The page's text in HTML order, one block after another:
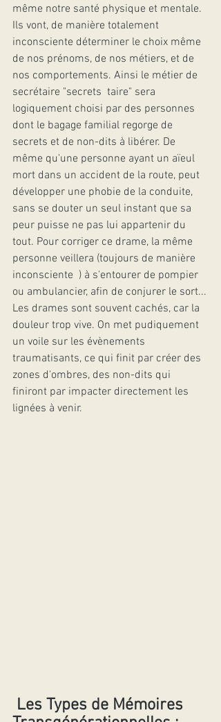
même notre santé physique et mentale.
Ils vont, de manière totalement
inconsciente déterminer le choix même
de nos prénoms, de nos métiers, et de
nos comportements. Ainsi le métier de
secrétaire "secrets  taire" sera
logiquement choisi par des personnes
dont le bagage familial regorge de
secrets et de non-dits à libérer. De
même qu'une personne ayant un aïeul
mort dans un accident de la route, peut
développer une phobie de la conduite,
sans se douter un seul instant que sa
peur puisse ne pas lui appartenir du
tout. Pour corriger ce drame, la même
personne veillera (toujours de manière
inconsciente  ) à s'entourer de pompier
ou ambulancier, afin de conjurer le sort...
Les drames sont souvent cachés, car la
douleur trop vive. On met pudiquement
un voile sur les évènements
traumatisants, ce qui finit par créer des
zones d'ombres, des non-dits qui
finiront par impacter directement les
lignées à venir.
Les Types de Mémoires